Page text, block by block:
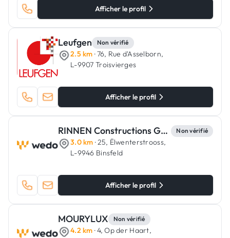
Afficher le profil
Leufgen Non vérifié
2.5 km · 76, Rue d'Asselborn,
L-9907 Troisvierges
Afficher le profil
RINNEN Constructions Générales Non vérifié
3.0 km · 25, Ëlwenterstrooss,
L-9946 Binsfeld
Afficher le profil
MOURYLUX Non vérifié
4.2 km · 4, Op der Haart,